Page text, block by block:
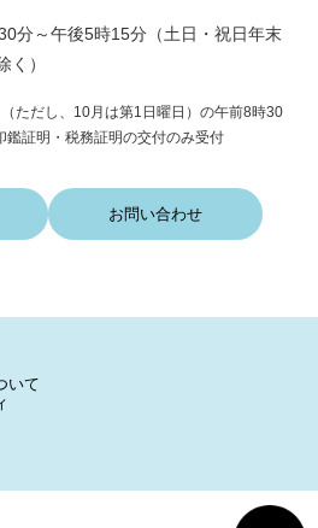
分～午後5時15分（土日・祝日年末
く）
ただし、10月は第1日曜日）の午前8時30
鑑証明・税務証明の交付のみ受付
お問い合わせ
いて